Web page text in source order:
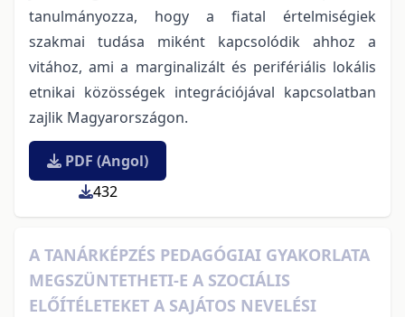
tanulmányozza, hogy a fiatal értelmiségiek
szakmai tudása miként kapcsolódik ahhoz a
vitához, ami a marginalizált és perifériális lokális
etnikai közösségek integrációjával kapcsolatban
zajlik Magyarországon.
PDF (Angol)
432
A TANÁRKÉPZÉS PEDAGÓGIAI GYAKORLATA
MEGSZÜNTETHETI-E A SZOCIÁLIS
ELŐÍTÉLETEKET A SAJÁTOS NEVELÉSI